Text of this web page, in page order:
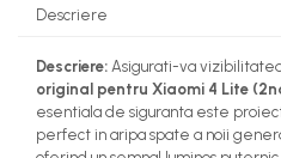
Descriere
Descriere: Asigurati-va
original pentru Xiaomi 4 Lite
esentiala de siguranta este
perfect in aripa spate a noii